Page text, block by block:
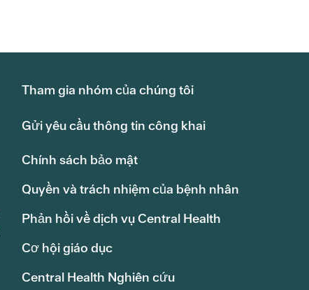
Tham gia nhóm của chúng tôi
Gửi yêu cầu thông tin công khai
Chính sách bảo mật
Quyền và trách nhiệm của bệnh nhân
Phản hồi về dịch vụ Central Health
Cơ hội giáo dục
Central Health Nghiên cứu